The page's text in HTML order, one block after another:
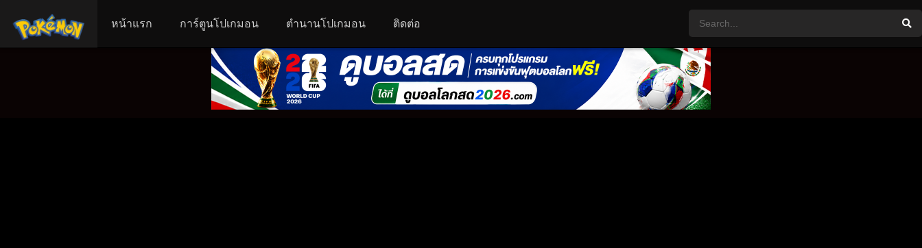
หน้าแรก การ์ตูนโปเกมอน ตำนานโปเกมอน ติดต่อ